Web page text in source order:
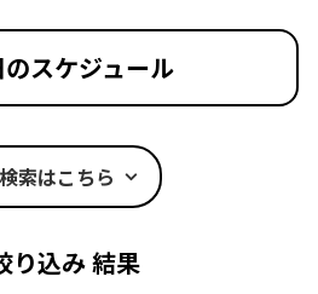
スケジュール
索はこちら
り込み 結果